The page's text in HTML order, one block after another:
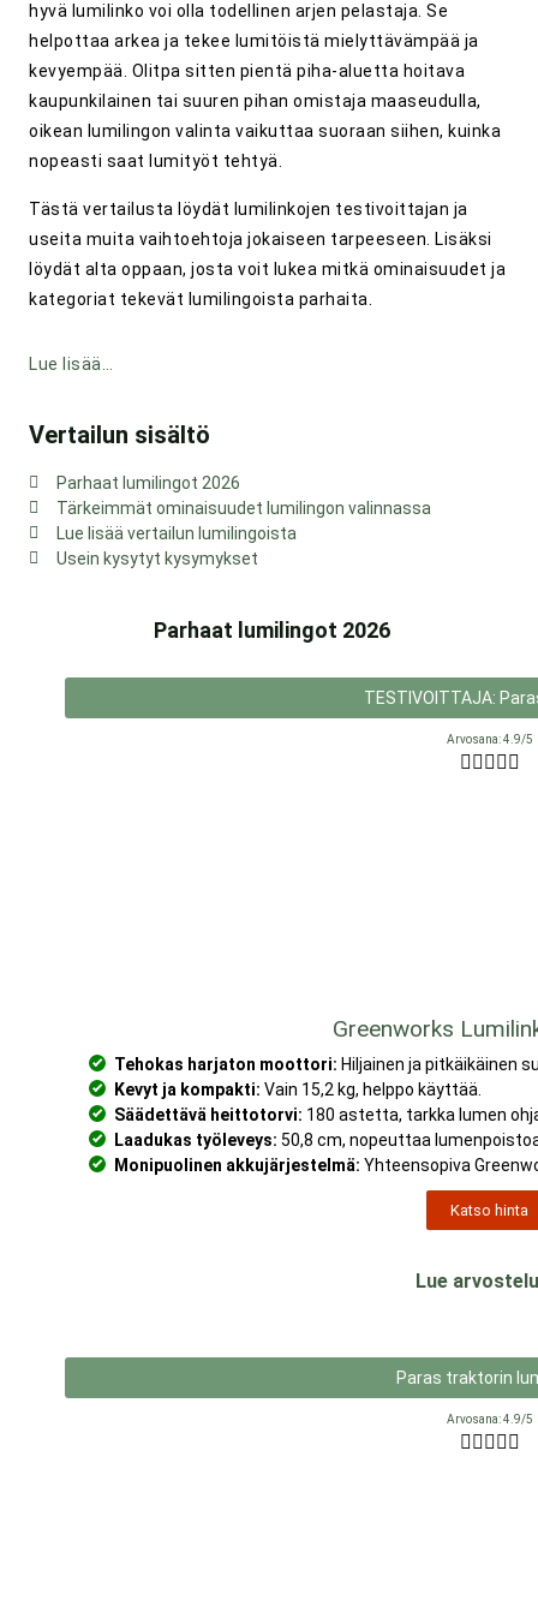
hyvä lumilinko voi olla todellinen arjen pelastaja. Se
helpottaa arkea ja tekee lumitöistä mielyttävämpää ja
kevyempää. Olitpa sitten pientä piha-aluetta hoitava
kaupunkilainen tai suuren pihan omistaja maaseudulla,
oikean lumilingon valinta vaikuttaa suoraan siihen, kuinka
nopeasti saat lumityöt tehtyä.
Tästä vertailusta löydät lumilinkojen testivoittajan ja
useita muita vaihtoehtoja jokaiseen tarpeeseen. Lisäksi
löydät alta oppaan, josta voit lukea mitkä ominaisuudet ja
kategoriat tekevät lumilingoista parhaita.
Lue lisää…
Vertailun sisältö
Parhaat lumilingot 2026
Tärkeimmät ominaisuudet lumilingon valinnassa
Lue lisää vertailun lumilingoista
Usein kysytyt kysymykset
Parhaat lumilingot 2026
TESTIVOITTAJA:
Arvosana: 4.9/5

Greenworks
Tehokas harjaton moottori: Hiljainen ja pitkäikäinen
Kevyt ja kompakti: Vain 15,2 kg, helppo käyttää.
Säädettävä heittotorvi: 180 astetta, tarkka lumen
Laadukas työleveys: 50,8 cm, nopeuttaa
Monipuolinen akkujärjestelmä: Yhteensopiva
Katso hinta
Lue
Paras traktorin
Arvosana: 4.9/5
